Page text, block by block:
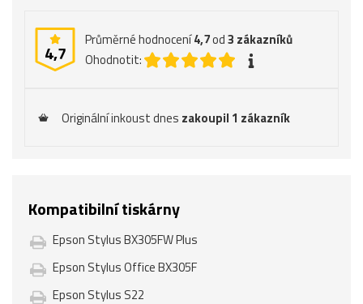
4,7
Průměrné hodnocení4,7od3 zákazníků
Ohodnotit:
Originální inkoust dnes zakoupil 1 zákazník
Kompatibilní tiskárny
Epson Stylus BX305FW Plus
Epson Stylus Office BX305F
Epson Stylus S22